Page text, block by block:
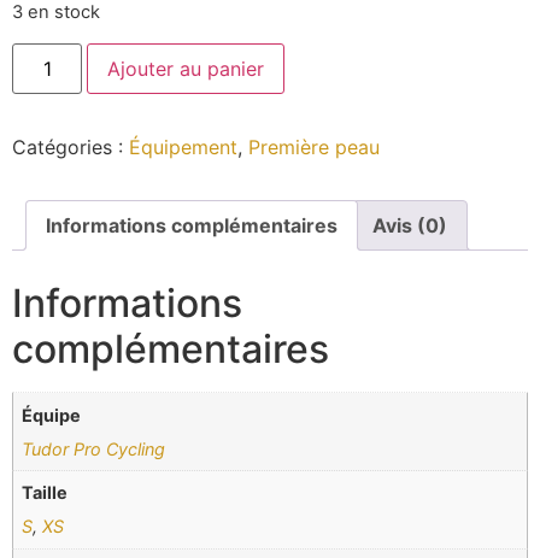
3 en stock
Ajouter au panier
Catégories : Équipement, Première peau
Informations complémentaires Avis (0)
Informations
complémentaires
Équipe
Tudor Pro Cycling
Taille
S,XS